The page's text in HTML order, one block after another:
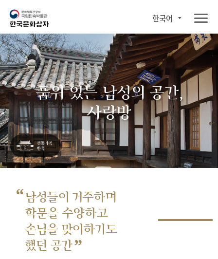
한국어
품위 있는 남성의 공간,
사랑방
“남성들이 거주하며
학문을 수양하고
손님을 맞이하기도
했던 공간”